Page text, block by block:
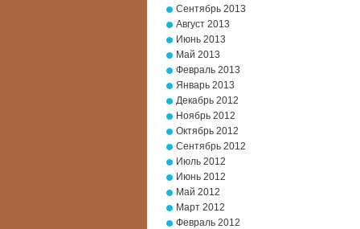
Сентябрь 2013
Август 2013
Июнь 2013
Май 2013
Февраль 2013
Январь 2013
Декабрь 2012
Ноябрь 2012
Октябрь 2012
Сентябрь 2012
Июль 2012
Июнь 2012
Май 2012
Март 2012
Февраль 2012